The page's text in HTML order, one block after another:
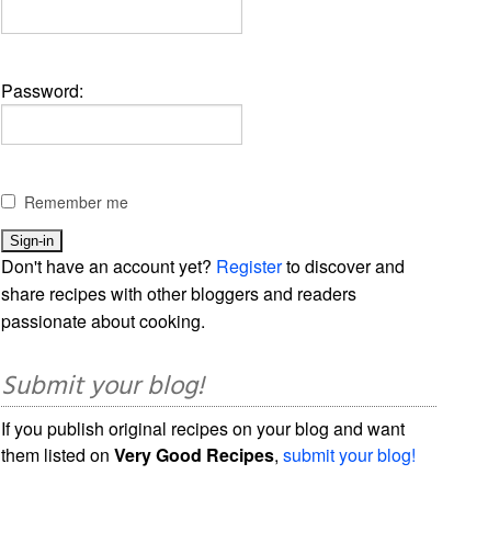
Password:
Remember me
Don't have an account yet? Registerto discover and
share recipes with other bloggers and readers
passionate about cooking.
Submit your blog!
If you publish original recipes on your blog and want
them listed onVery Good Recipes,submit your blog!